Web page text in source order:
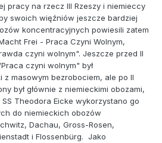
pracy na rzecz III Rzeszy i niemieccy
swoich więźniów jeszcze bardziej
koncentracyjnych powiesili zatem
Frei - Praca Czyni Wolnym,
czyni wolnym". Jeszcze przed II
czyni wolnym" był
masowym bezrobociem, ale po II
był głównie z niemieckimi obozami,
Theodora Eicke wykorzystano go
do niemieckich obozów
Dachau, Gross-Rosen,
i Flossenbürg. Jako